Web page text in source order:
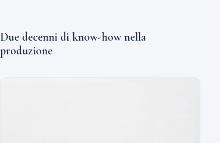
Due decenni di know-how nella
produzione